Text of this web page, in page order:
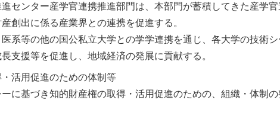
センター産学官連携推進部門は、本部門が蓄積してきた産学
創出に係る産業界との連携を促進する。
系等の他の国公私立大学との学学連携を通じ、各大学の技術
支援等を促進し、地域経済の発展に貢献する。
活用促進のための体制等
に基づき知的財産権の取得・活用促進のための、組織・体制の